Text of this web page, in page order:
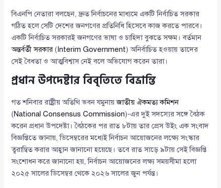
বিএনপি নেতারা বলছেন, দ্রুত নির্বাচনের মাধ্যমে একটি নির্বাচিত সরকার
গঠিত হলে সেটি দেশের জনগণের প্রতিনিধি হিসেবে কাজ করতে পারবে।
একটি নির্বাচিত সরকারই জনগণের ভাষা ও চাহিদা বুঝতে সক্ষম। বর্তমান
অন্তর্বর্তী সরকার ( Interim Government) অনির্বাচিত হওয়ায় তাদের
সেই বৈধতা ও আত্মবিশ্বাস নেই বলে অভিযোগ করেন তারা।
প্রধান উপদেষ্টার বিবৃতিতে বিভ্রান্তি
গত শনিবার রাষ্ট্রীয় অতিথি ভবন যমুনায়জাতীয় ঐকমত্য কমিশন
(National Consensus Commission)-এর দুই সদস্যের সঙ্গে বৈঠক
করেন প্রধান উপদেষ্টা। বৈঠকের পর রাত ৮টায় তার প্রেস উইং এক সংবাদ
বিজ্ঞপ্তিতে জানায়, ডিসেম্বরের মধ্যেই নির্বাচন আয়োজনের লক্ষ্যে সংস্কার
ত্বরান্বিত করার আহ্বান জানানো হয়েছে। তবে রাত সাড়ে ৯টায় সেই বিজ্ঞপ্তি
সংশোধন করে জানানো হয়, নির্বাচন আয়োজনের লক্ষ্য সময়সীমা হলো
২০২৫ সালের ডিসেম্বর থেকে ২০২৬ সালের জুন পর্যন্ত।